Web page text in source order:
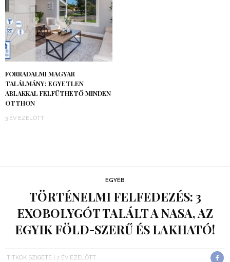
FORRADALMI MAGYAR
TALÁLMÁNY: EGYETLEN
ABLAKKAL FELFŰTHETŐ MINDEN
OTTHON
3 ÉV EZELŐTT
EGYÉB
TÖRTÉNELMI FELFEDEZÉS: 3
EXOBOLYGÓT TALÁLT A NASA, AZ
EGYIK FÖLD-SZERŰ ÉS LAKHATÓ!
TITKOK SZIGETE 7 ÉV EZELŐTT